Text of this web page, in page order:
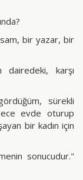
bir yazar, bir
karşı
sürekli
evde oturup
bir kadın için
sonucudur."